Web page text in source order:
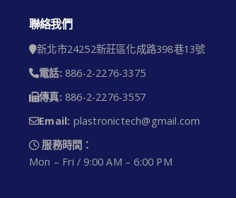
聯絡我們
新北市24252新莊區化成路398巷13號
電話: 886-2-2276-3375
傳真: 886-2-2276-3557
Email: plastronictech@gmail.com
服務時間：
Mon – Fri / 9:00 AM – 6:00 PM